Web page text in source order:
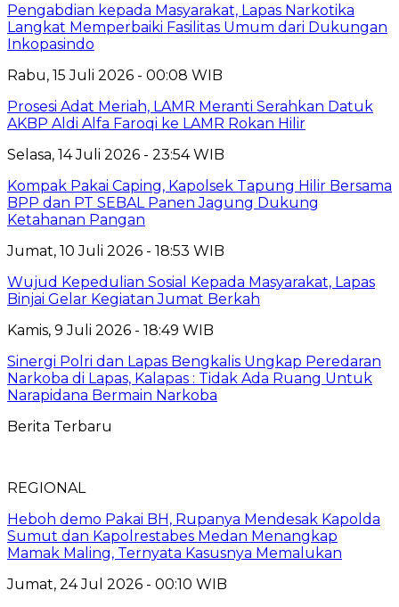
Pengabdian kepada Masyarakat, Lapas Narkotika
Langkat Memperbaiki Fasilitas Umum dari Dukungan
Inkopasindo
Rabu, 15 Juli 2026 - 00:08 WIB
Prosesi Adat Meriah, LAMR Meranti Serahkan Datuk
AKBP Aldi Alfa Faroqi ke LAMR Rokan Hilir
Selasa, 14 Juli 2026 - 23:54 WIB
Kompak Pakai Caping, Kapolsek Tapung Hilir Bersama
BPP dan PT SEBAL Panen Jagung Dukung
Ketahanan Pangan
Jumat, 10 Juli 2026 - 18:53 WIB
Wujud Kepedulian Sosial Kepada Masyarakat, Lapas
Binjai Gelar Kegiatan Jumat Berkah
Kamis, 9 Juli 2026 - 18:49 WIB
Sinergi Polri dan Lapas Bengkalis Ungkap Peredaran
Narkoba di Lapas, Kalapas : Tidak Ada Ruang Untuk
Narapidana Bermain Narkoba
Berita Terbaru
REGIONAL
Heboh demo Pakai BH, Rupanya Mendesak Kapolda
Sumut dan Kapolrestabes Medan Menangkap
Mamak Maling, Ternyata Kasusnya Memalukan
Jumat, 24 Jul 2026 - 00:10 WIB